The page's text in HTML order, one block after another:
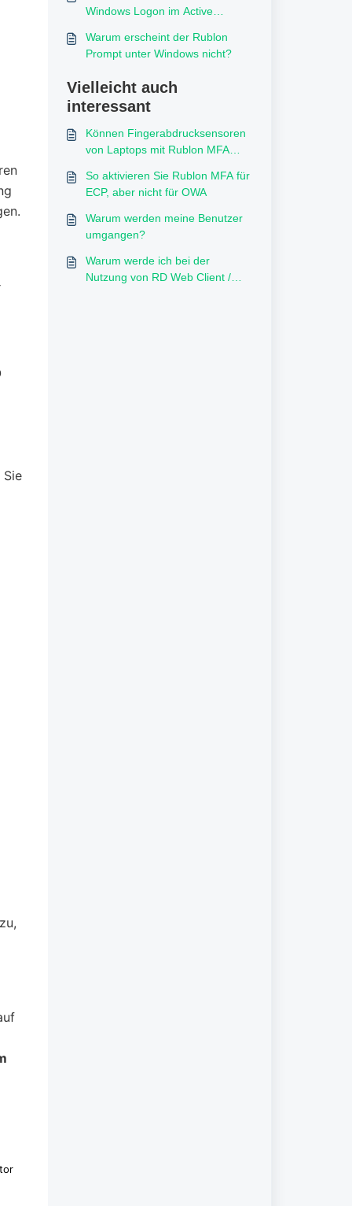
Windows Logon im Active
Server installieren?
Warum erscheint der Rublon
Prompt unter Windows nicht?
Vielleicht auch
interessant
Können Fingerabdrucksensoren
von Laptops mit Rublon MFA
So aktivieren Sie Rublon MFA für
ECP, aber nicht für OWA
Warum werden meine Benutzer
umgangen?
Warum werde ich bei der
Nutzung von RD Web Client /